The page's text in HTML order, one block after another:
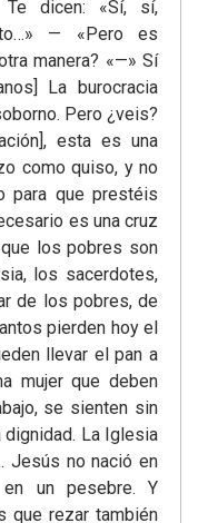
dicen: «Sí, sí,
— «Pero es
manera? «—» Sí
La burocracia
Pero ¿veis?
esta es una
como quiso, y no
para que prestéis
es una cruz
los pobres son
los sacerdotes,
de los pobres, de
pierden hoy el
llevar el pan a
mujer que deben
se sienten sin
La Iglesia
Jesús no nació en
un pesebre. Y
que rezar también